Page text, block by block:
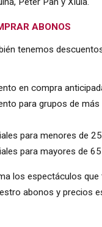
ABONOS
tenemos
en compra
para grupos de
para menores de
para mayores de
los espectáculos
abonos y precios